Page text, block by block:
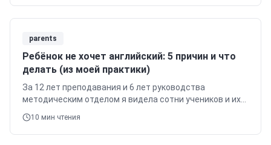
parents
Ребёнок не хочет английский: 5 причин и что
делать (из моей практики)
За 12 лет преподавания и 6 лет руководства
методическим отделом я видела сотни учеников и их
родителей, сталкивающихся с проблемой отсутствия
мотивации к английскому.
10 мин чтения